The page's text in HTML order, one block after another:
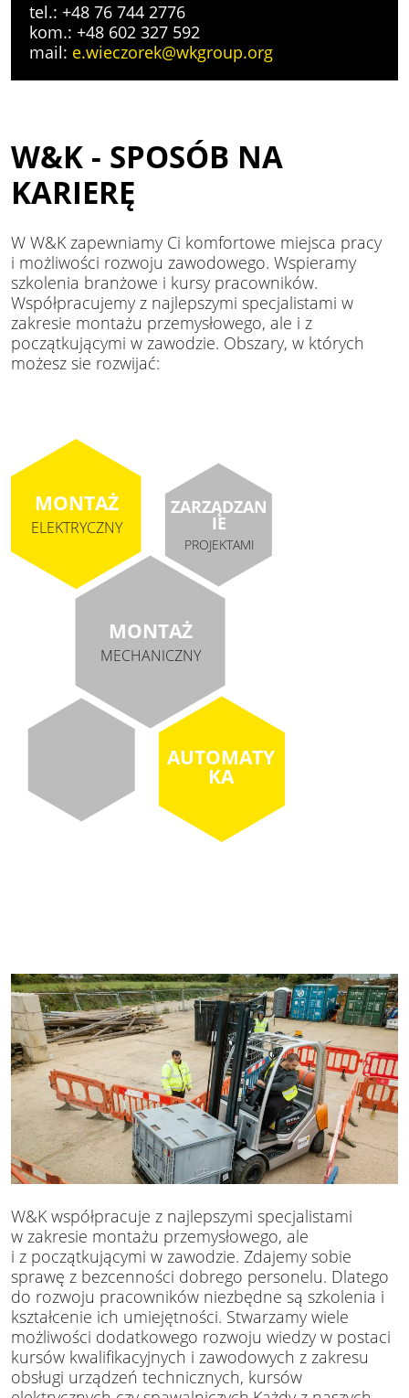
W&K - SPOSÓB NA
KARIERĘ
W W&K zapewniamy Ci komfortowe miejsca pracy
i możliwości rozwoju zawodowego. Wspieramy
szkolenia branżowe i kursy pracowników.
Współpracujemy z najlepszymi specjalistami w
zakresie montażu przemysłowego, ale i z
początkującymi w zawodzie. Obszary, w których
możesz sie rozwijać:
tel.: +48 76 744 2776
kom.: +48 602 327 592
mail: e.wieczorek@wkgroup.org
MONTAŻ
MECHANICZNY
MONTAŻ
ELEKTRYCZNY
ZARZĄDZAN
IE
PROJEKTAMI
AUTOMATY
KA
W&K współpracuje z najlepszymi specjalistami
w zakresie montażu przemysłowego, ale
i z początkującymi w zawodzie. Zdajemy sobie
sprawę z bezcenności dobrego personelu. Dlatego
do rozwoju pracowników niezbędne są szkolenia i
kształcenie ich umiejętności. Stwarzamy wiele
możliwości dodatkowego rozwoju wiedzy w postaci
kursów kwalifikacyjnych i zawodowych z zakresu
obsługi urządzeń technicznych, kursów